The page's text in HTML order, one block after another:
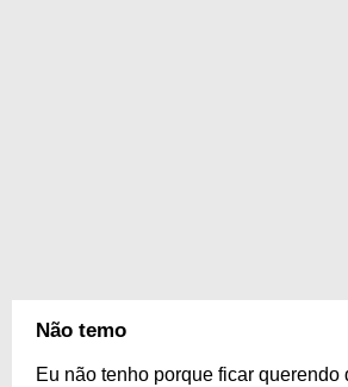
Não temo
Eu não tenho porque ficar querendo